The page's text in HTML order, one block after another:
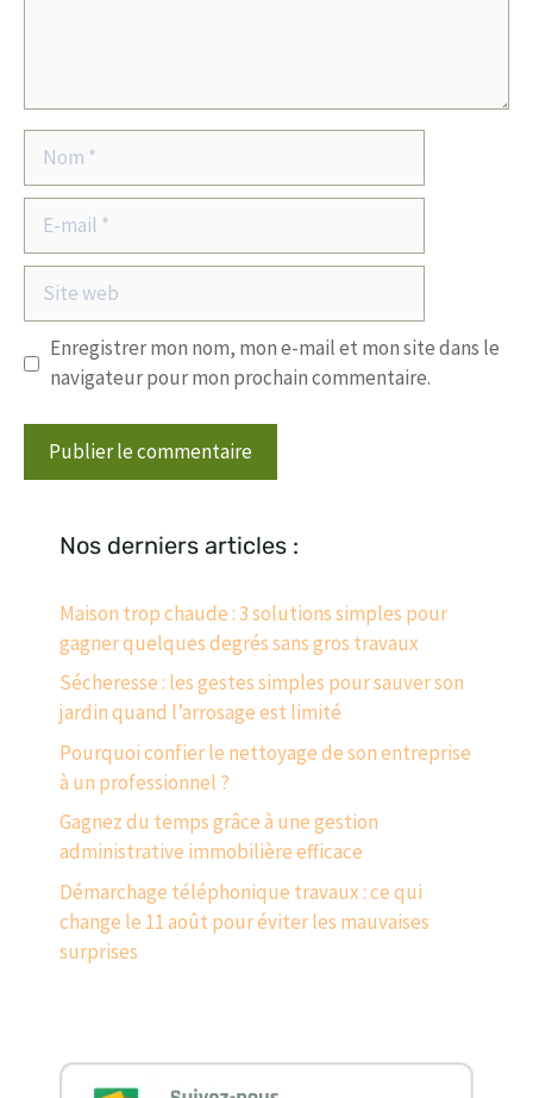
mail
Site
web
Enregistrer mon nom, mon e-mail et mon site dans le
navigateur pour mon prochain commentaire.
Nos derniers articles :
Maison trop chaude : 3 solutions simples pour
gagner quelques degrés sans gros travaux
Sécheresse : les gestes simples pour sauver son
jardin quand l’arrosage est limité
Pourquoi confier le nettoyage de son entreprise
à un professionnel ?
Gagnez du temps grâce à une gestion
administrative immobilière efficace
Démarchage téléphonique travaux : ce qui
change le 11 août pour éviter les mauvaises
surprises